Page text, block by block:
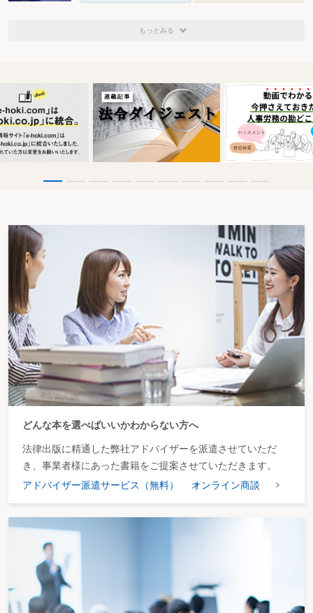
もっとみる
どんな本を選べばいいかわからない方へ
法律出版に精通した弊社アドバイザーを派遣させていただ
き、事業者様にあった書籍をご提案させていただきます。
アドバイザー派遣サービス（無料）
オンライン商談